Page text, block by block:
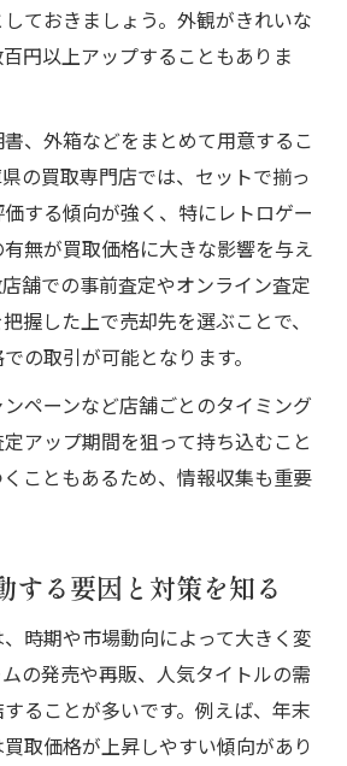
ておきましょう。外観がきれいな
円以上アップすることもありま
、外箱などをまとめて用意するこ
の買取専門店では、セットで揃っ
する傾向が強く、特にレトロゲー
無が買取価格に大きな影響を与え
舗での事前査定やオンライン査定
握した上で売却先を選ぶことで、
の取引が可能となります。
ペーンなど店舗ごとのタイミング
アップ期間を狙って持ち込むこと
こともあるため、情報収集も重要
する要因と対策を知る
時期や市場動向によって大きく変
の発売や再販、人気タイトルの需
ることが多いです。例えば、年末
取価格が上昇しやすい傾向があり